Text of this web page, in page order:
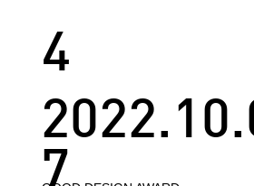
4
7